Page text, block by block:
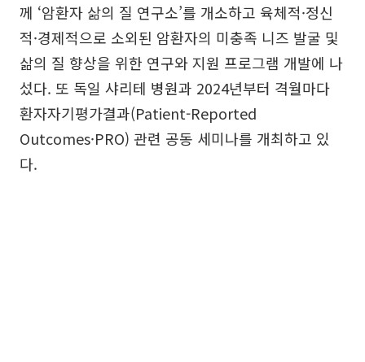
께 ‘암환자 삶의 질 연구소’를 개소하고 육체적·정신
적·경제적으로 소외된 암환자의 미충족 니즈 발굴 및
삶의 질 향상을 위한 연구와 지원 프로그램 개발에 나
섰다. 또 독일 샤리테 병원과 2024년부터 격월마다
환자자기평가결과(Patient-Reported
Outcomes·PRO) 관련 공동 세미나를 개최하고 있
다.